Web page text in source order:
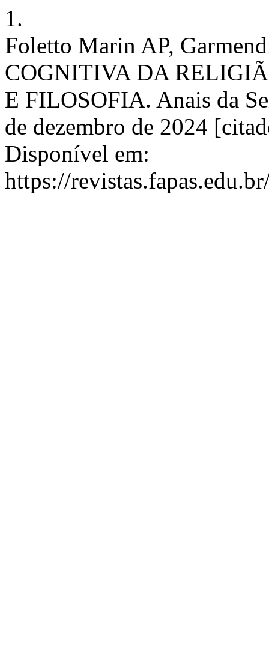
1.
Foletto Marin AP,
COGNITIVA DA
E FILOSOFIA. Anais da
de dezembro de 2024
Disponível em:
https://